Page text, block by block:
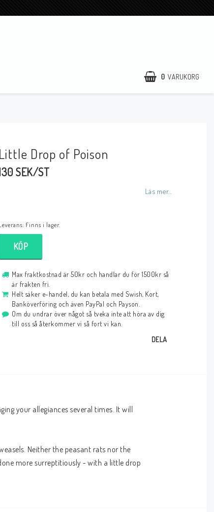
0 VARUKORG
Little Drop of Poison
SEK/ST
Läs mer...
Finns i lager.
KÖP
Max fraktkostnad är 50kr och handlar du för 1500kr så
är frakten fri.
Helt säker e-handel, du kan betala med Swish, Kort,
Banköverföring och även PayPal och Payson.
Om du undrar över något så tveka inte att höra av dig
till oss så återkommer vi så fort vi kan.
DELA
your allegiances several times. It will
Neither the peasant rats nor the
more surreptitiously - with a little drop